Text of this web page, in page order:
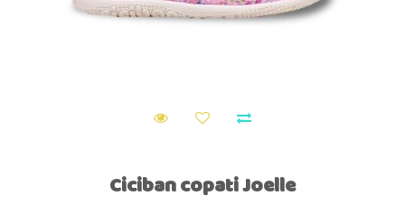
Ciciban copati Joelle